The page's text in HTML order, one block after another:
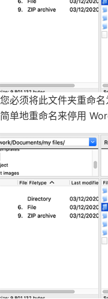
您必须将此文件夹重命
简单地重命名来停用